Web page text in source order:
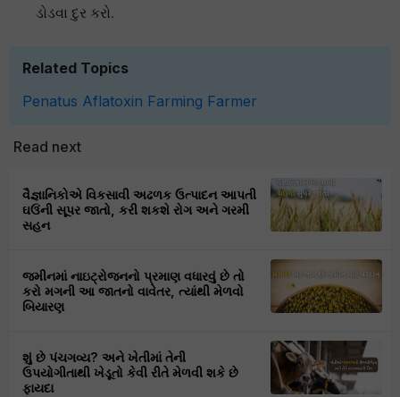
ડોડવા દુર કરો.
Related Topics
Penatus Aflatoxin Farming Farmer
Read next
વૈજ્ઞાનિકોએ વિકસાવી અઢળક ઉત્પાદન આપતી
ઘઉંની સૂપર જાતો, કરી શકશે રોગ અને ગરમી
સહન
જમીનમાં નાઇટ્રોજનનો પ્રમાણ વધારવું છે તો
કરો મગની આ જાતનો વાવેતર, ત્યાંથી મેળવો
બિયારણ
શું છે પંચગવ્ય? અને ખેતીમાં તેની
ઉપયોગીતાથી ખેડૂતો કેવી રીતે મેળવી શકે છે
ફાયદા